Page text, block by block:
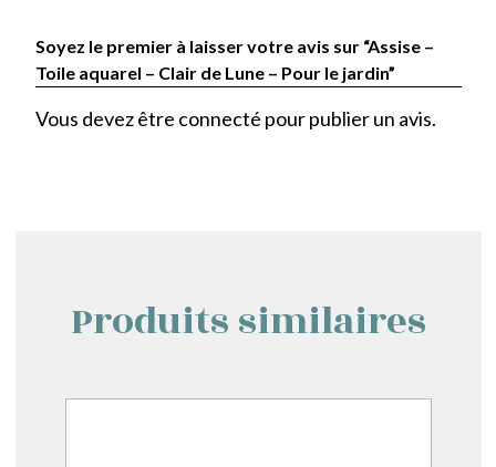
Soyez le premier à laisser votre avis sur “Assise –
Toile aquarel – Clair de Lune – Pour le jardin”
Vous devez être connecté pour publier un avis.
Produits similaires